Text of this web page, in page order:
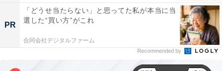
PR
「どうせ当たらない」と思ってた私が本当に当
選した“買い方”がこれ
合同会社デジタルファーム
Recommended by